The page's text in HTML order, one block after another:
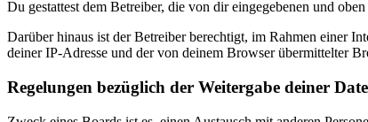
Du gestattest dem Betreiber, die von dir eingegebenen und
Darüber hinaus ist der Betreiber berechtigt, im Rahmen einer
deiner IP-Adresse und der von deinem Browser übermittelter
Regelungen bezüglich der Weitergabe deiner